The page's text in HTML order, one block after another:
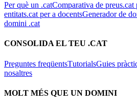
Per què un .catComparativa de preus.cat
entitats.cat per a docentsGenerador de
domini .cat
CONSOLIDA EL TEU .CAT
Preguntes freqüentsTutorialsGuies
nosaltres
MOLT MÉS QUE UN DOMINI